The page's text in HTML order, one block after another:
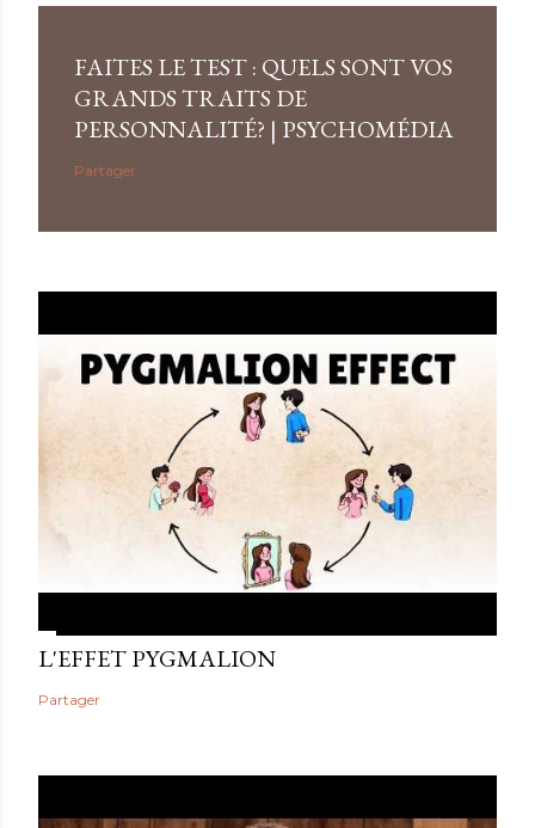
FAITES LE TEST : QUELS SONT VOS
GRANDS TRAITS DE
PERSONNALITÉ? | PSYCHOMÉDIA
Partager
L'EFFET PYGMALION
Partager